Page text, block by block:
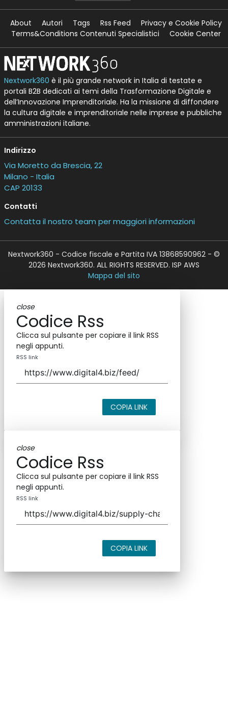
About Autori Tags Rss Feed
Privacy e Cookie Policy
Terms&Conditions Contenuti Specialistici
Cookie Center
Nextwork360 è il più grande network in Italia di testate e
portali B2B dedicati ai temi della Trasformazione Digitale e
dell’Innovazione Imprenditoriale. Ha la missione di diffondere
la cultura digitale e imprenditoriale nelle imprese e pubbliche
amministrazioni italiane.
Indirizzo
Via Moretto da Brescia, 22
Milano - Italia
CAP 20133
Contatti
Contatta il nostro team per maggiori informazioni
Nextwork360 - Codice fiscale e Partita IVA 13868590962 - ©
2026 Nextwork360. ALL RIGHTS RESERVED. ISP AWS
Mappa del sito
close
Codice Rss
Clicca sul pulsante per copiare il link RSS
negli appunti.
RSS link
COPIA LINK
close
Codice Rss
Clicca sul pulsante per copiare il link RSS
negli appunti.
RSS link
COPIA LINK